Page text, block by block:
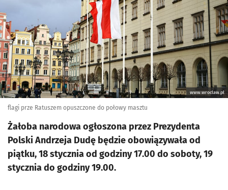
www.wroclaw.pl
flagi prze Ratuszem opuszczone do połowy masztu
Żałoba narodowa ogłoszona przez Prezydenta
Polski Andrzeja Dudę będzie obowiązywała od
piątku, 18 stycznia od godziny 17.00 do soboty, 19
stycznia do godziny 19.00.